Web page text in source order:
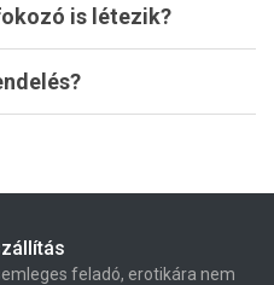
is létezik?
feladó, erotikára nem